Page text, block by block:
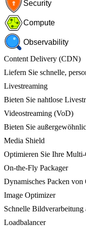
Security
Compute
Observability
Content Delivery (CDN)
Liefern Sie schnelle,
Livestreaming
Bieten Sie nahtlose
Videostreaming (VoD)
Bieten Sie
Media Shield
Optimieren Sie Ihre
On-the-Fly Packager
Dynamisches Packen
Image Optimizer
Schnelle Bildverarbeitung
Loadbalancer